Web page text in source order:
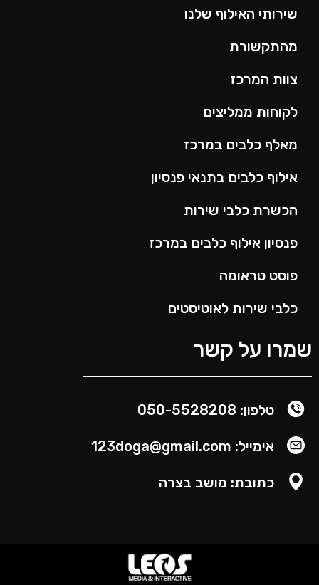
שירותי האילוף שלנו
מהתקשורת
צוות המרכז
לקוחות ממליצים
מאלף כלבים במרכז
אילוף כלבים בתנאי פנסיון
הכשרת כלבי שירות
פנסיון אילוף כלבים במרכז
פוסט טראומה
כלבי שירות לאוטיסטים
על קשר
טלפון: 050-5528208
אימייל: 123doga@gmail.com
כתובת: מושב בצרה